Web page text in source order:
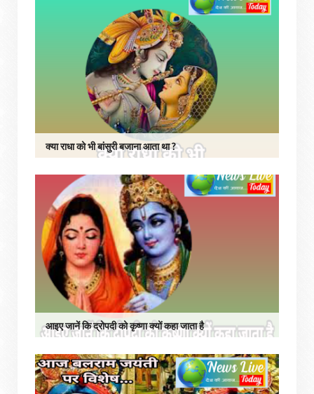
क्या राधा को भी बांसुरी बजाना आता था ?
आइए जानें कि द्रोपदी को कृष्णा क्यों कहा जाता है